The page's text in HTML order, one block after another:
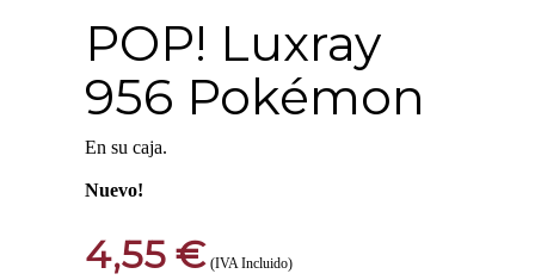
POP! Luxray
956 Pokémon
En su caja.
Nuevo!
4,55 € (IVA Incluido)